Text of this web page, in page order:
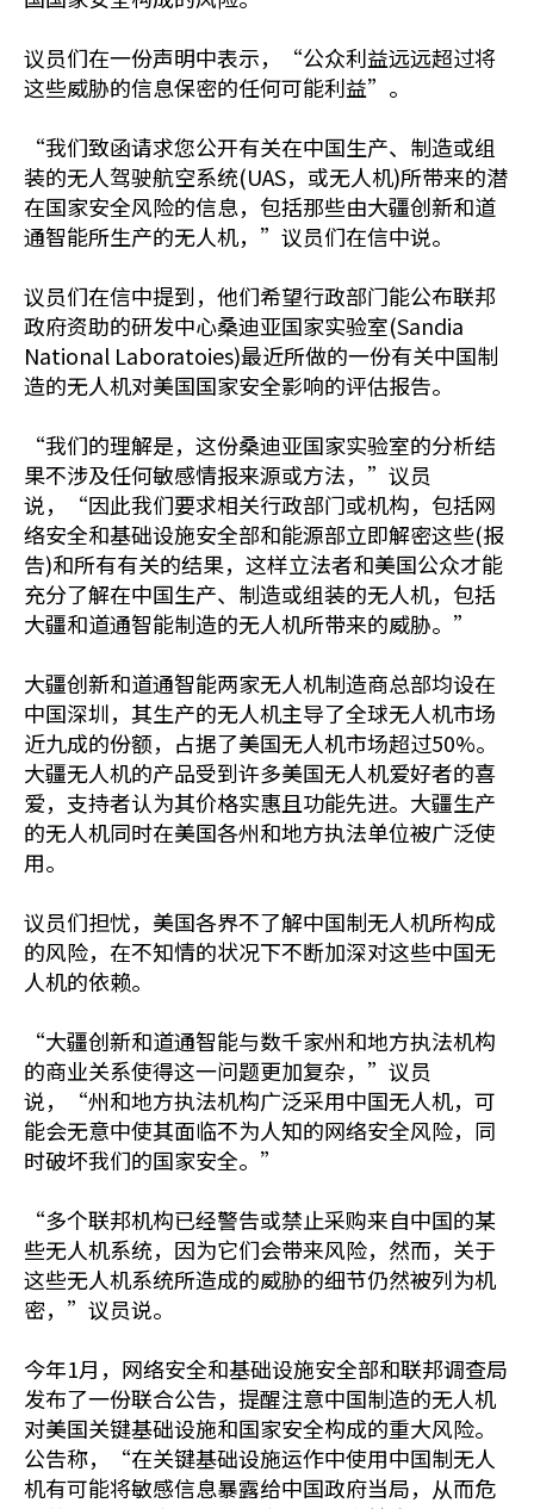
议员们在一份声明中表示，“公众利益远远超过将
这些威胁的信息保密的任何可能利益”。
“我们致函请求您公开有关在中国生产、制造或组
装的无人驾驶航空系统(UAS，或无人机)所带来的潜
在国家安全风险的信息，包括那些由大疆创新和道
通智能所生产的无人机，”议员们在信中说。
议员们在信中提到，他们希望行政部门能公布联邦
政府资助的研发中心桑迪亚国家实验室(Sandia
National Laboratoies)最近所做的一份有关中国制
造的无人机对美国国家安全影响的评估报告。
“我们的理解是，这份桑迪亚国家实验室的分析结
果不涉及任何敏感情报来源或方法，”议员
说，“因此我们要求相关行政部门或机构，包括网
络安全和基础设施安全部和能源部立即解密这些(报
告)和所有有关的结果，这样立法者和美国公众才能
充分了解在中国生产、制造或组装的无人机，包括
大疆和道通智能制造的无人机所带来的威胁。”
大疆创新和道通智能两家无人机制造商总部均设在
中国深圳，其生产的无人机主导了全球无人机市场
近九成的份额，占据了美国无人机市场超过50%。
大疆无人机的产品受到许多美国无人机爱好者的喜
爱，支持者认为其价格实惠且功能先进。大疆生产
的无人机同时在美国各州和地方执法单位被广泛使
用。
议员们担忧，美国各界不了解中国制无人机所构成
的风险，在不知情的状况下不断加深对这些中国无
人机的依赖。
“大疆创新和道通智能与数千家州和地方执法机构
的商业关系使得这一问题更加复杂，”议员
说，“州和地方执法机构广泛采用中国无人机，可
能会无意中使其面临不为人知的网络安全风险，同
时破坏我们的国家安全。”
“多个联邦机构已经警告或禁止采购来自中国的某
些无人机系统，因为它们会带来风险，然而，关于
这些无人机系统所造成的威胁的细节仍然被列为机
密，”议员说。
今年1月，网络安全和基础设施安全部和联邦调查局
发布了一份联合公告，提醒注意中国制造的无人机
对美国关键基础设施和国家安全构成的重大风险。
公告称，“在关键基础设施运作中使用中国制无人
机有可能将敏感信息暴露给中国政府当局，从而危